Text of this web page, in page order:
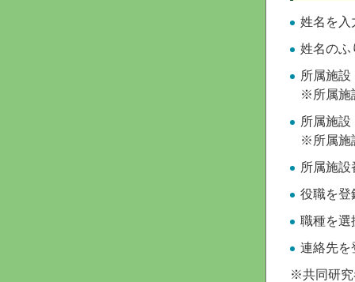
姓名を入
姓名のふ
所属施
※所属施
所属施
※所属施
所属施
役職を登
職種を選
連絡先を
※共同研究